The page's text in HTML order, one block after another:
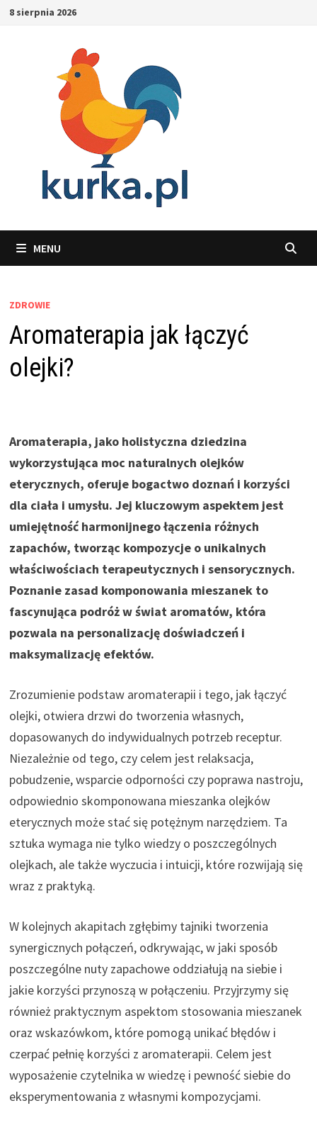
Skip8 sierpnia 2026
MENU
ZDROWIE
Aromaterapia jak łączyć
olejki?
Aromaterapia, jako holistyczna dziedzina
wykorzystująca moc naturalnych olejków
eterycznych, oferuje bogactwo doznań i korzyści
dla ciała i umysłu. Jej kluczowym aspektem jest
umiejętność harmonijnego łączenia różnych
zapachów, tworząc kompozycje o unikalnych
właściwościach terapeutycznych i sensorycznych.
Poznanie zasad komponowania mieszanek to
fascynująca podróż w świat aromatów, która
pozwala na personalizację doświadczeń i
maksymalizację efektów.
Zrozumienie podstaw aromaterapii i tego, jak łączyć
olejki, otwiera drzwi do tworzenia własnych,
dopasowanych do indywidualnych potrzeb receptur.
Niezależnie od tego, czy celem jest relaksacja,
pobudzenie, wsparcie odporności czy poprawa nastroju,
odpowiednio skomponowana mieszanka olejków
eterycznych może stać się potężnym narzędziem. Ta
sztuka wymaga nie tylko wiedzy o poszczególnych
olejkach, ale także wyczucia i intuicji, które rozwijają się
wraz z praktyką.
W kolejnych akapitach zgłębimy tajniki tworzenia
synergicznych połączeń, odkrywając, w jaki sposób
poszczególne nuty zapachowe oddziałują na siebie i
jakie korzyści przynoszą w połączeniu. Przyjrzymy się
również praktycznym aspektom stosowania mieszanek
oraz wskazówkom, które pomogą unikać błędów i
czerpać pełnię korzyści z aromaterapii. Celem jest
wyposażenie czytelnika w wiedzę i pewność siebie do
eksperymentowania z własnymi kompozycjami.